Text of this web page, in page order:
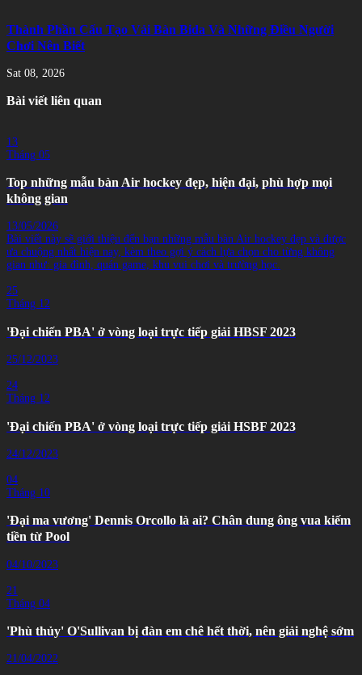
Thành Phần Cấu Tạo Vải Bàn Bida Và Những Điều Người
Chơi Nên Biết
Sat 08, 2026
Bài viết liên quan
13
Tháng 05
Top những mẫu bàn Air hockey đẹp, hiện đại, phù hợp mọi
không gian
13/05/2026
Bài viết này sẽ giới thiệu đến bạn những mẫu bàn Air hockey đẹp và được
ưa chuộng nhất hiện nay, kèm theo gợi ý cách lựa chọn cho từng không
gian như: gia đình, quán game, khu vui chơi và trường học.
25
Tháng 12
'Đại chiến PBA' ở vòng loại trực tiếp giải HBSF 2023
25/12/2023
24
Tháng 12
'Đại chiến PBA' ở vòng loại trực tiếp giải HSBF 2023
24/12/2023
04
Tháng 10
'Đại ma vương' Dennis Orcollo là ai? Chân dung ông vua kiếm
tiền từ Pool
04/10/2023
21
Tháng 04
'Phù thủy' O'Sullivan bị đàn em chê hết thời, nên giải nghệ sớm
21/04/2022